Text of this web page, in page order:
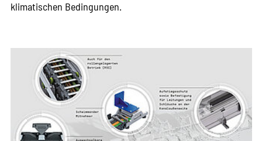
klimatischen Bedingungen.